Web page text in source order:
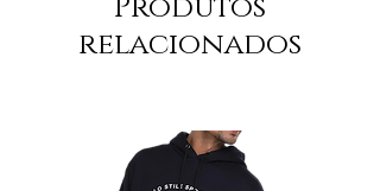
relacionados